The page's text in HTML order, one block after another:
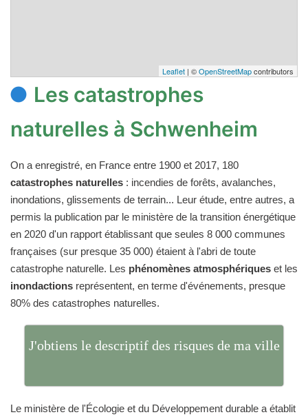
Leaflet | ©OpenStreetMapcontributors
Les catastrophes
naturelles à Schwenheim
On a enregistré, en France entre 1900 et 2017, 180
catastrophes naturelles : incendies de forêts, avalanches,
inondations, glissements de terrain... Leur étude, entre autres, a
permis la publication par le ministère de la transition énergétique
en 2020 d'un rapport établissant que seules 8 000 communes
françaises (sur presque 35 000) étaient à l'abri de toute
catastrophe naturelle. Les phénomènes atmosphériques et les
inondactions représentent, en terme d'événements, presque
80% des catastrophes naturelles.
J'obtiens le descriptif des risques de ma ville
Le ministère de l'Écologie et du Développement durable a établit